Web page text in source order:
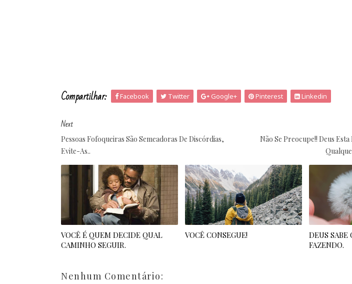
Compartilhar: Facebook Twitter Google+ Pinterest Linkedin
Next
Pessoas Fofoqueiras São Semeadoras De Discórdias,
Evite-As..
Não Se Preocupe!! Deus
VOCÊ É QUEM DECIDE QUAL
CAMINHO SEGUIR.
VOCÊ CONSEGUE!
DEUS SABE
FAZENDO.
Nenhum Comentário: